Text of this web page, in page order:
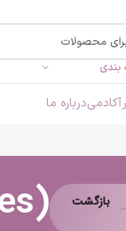
بندی
آکادمیدرباره ما
بازگشت